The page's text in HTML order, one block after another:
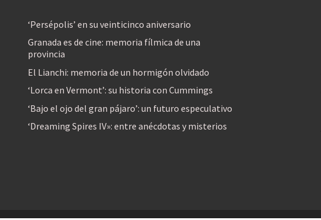
‘Persépolis’ en su veinticinco aniversario
Granada es de cine: memoria fílmica de una
provincia
El Lianchi: memoria de un hormigón olvidado
‘Lorca en Vermont’: su historia con Cummings
‘Bajo el ojo del gran pájaro’: un futuro especulativo
‘Dreaming Spires IV»: entre anécdotas y misterios